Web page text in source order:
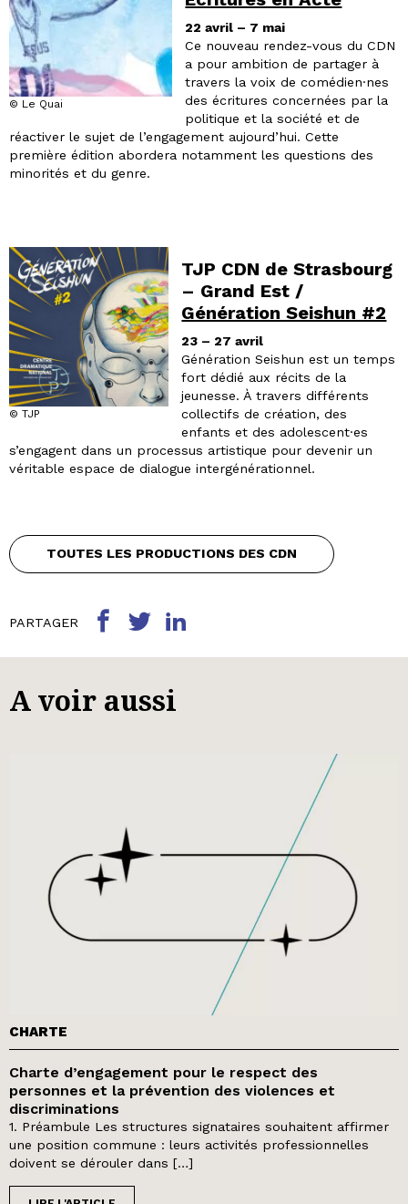
© Le Quai
22 avril – 7 mai
Ce nouveau rendez-vous du CDN
a pour ambition de partager à
travers la voix de comédien·nes
des écritures concernées par la
politique et la société et de
réactiver le sujet de l’engagement aujourd’hui. Cette
première édition abordera notamment les questions des
minorités et du genre.
© TJP
TJP CDN de Strasbourg
– Grand Est /
Génération Seishun #2
23 – 27 avril
Génération Seishun est un temps
fort dédié aux récits de la
jeunesse. À travers différents
collectifs de création, des
enfants et des adolescent·es
s’engagent dans un processus artistique pour devenir un
véritable espace de dialogue intergénérationnel.
TOUTES LES PRODUCTIONS DES CDN
PARTAGER
A voir aussi
CHARTE
Charte d’engagement pour le respect des
personnes et la prévention des violences et
discriminations
1. Préambule Les structures signataires souhaitent affirmer
une position commune : leurs activités professionnelles
doivent se dérouler dans […]